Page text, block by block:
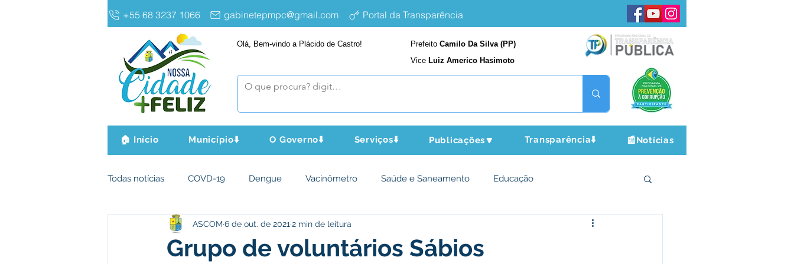
+55 68 3237 1066 gabinetepmpc@gmail.com Portal da Transparência
Olá, Bem-vindo a Plácido de Castro! Prefeito Camilo Da Silva (PP)
Vice Luiz Americo Hasimoto
🏠 Início Município⬇️ O Governo⬇️ Serviços⬇️ Publicações🔽 Transparência⬇️ 📰Notícias
Todas notícias COVD-19 Dengue Vacinômetro Saúde e Saneamento Educação
Infraestrutura e Obras Agricultura e Meio Ambiente
Grupo de voluntários Sábios
ASCOM 6 de out. de 2021 2 min de leitura